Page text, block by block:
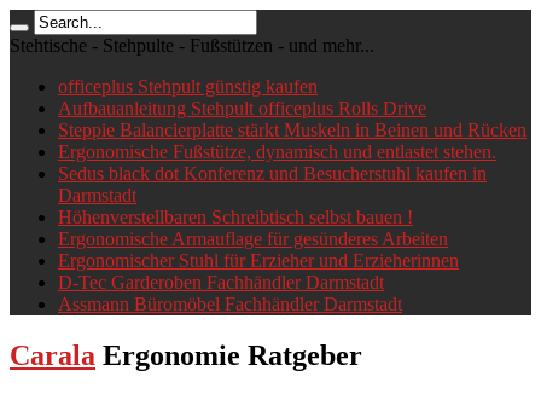
Stehtische - Stehpulte - Fußstützen - und mehr...
officeplus Stehpult günstig kaufen
Aufbauanleitung Stehpult officeplus Rolls Drive
Steppie Balancierplatte stärkt Muskeln in Beinen und Rücken
Ergonomische Fußstütze, dynamisch und entlastet stehen.
Sedus black dot Konferenz und Besucherstuhl kaufen in
Darmstadt
Höhenverstellbaren Schreibtisch selbst bauen !
Ergonomische Armauflage für gesünderes Arbeiten
Ergonomischer Stuhl für Erzieher und Erzieherinnen
D-Tec Garderoben Fachhändler Darmstadt
Assmann Büromöbel Fachhändler Darmstadt
Carala Ergonomie Ratgeber